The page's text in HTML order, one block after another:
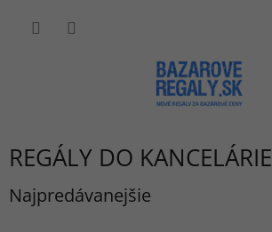
REGÁLY DO KANCELÁRIE
Najpredávanejšie